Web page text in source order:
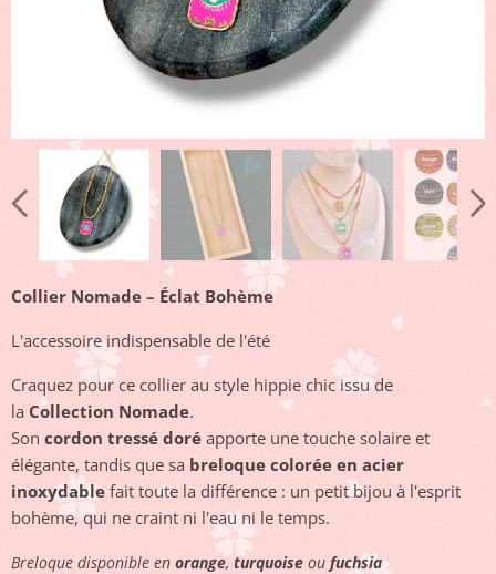
Collier Nomade – Éclat Bohème
L'accessoire indispensable de l'été ✨
Craquez pour ce collier au style hippie chic issu de
la Collection Nomade.
Son cordon tressé doré apporte une touche solaire et
élégante, tandis que sa breloque colorée en acier
inoxydable fait toute la différence : un petit bijou à l'esprit
bohème, qui ne craint ni l'eau ni le temps.
Breloque disponible en orange,turquoise ou fuchsia